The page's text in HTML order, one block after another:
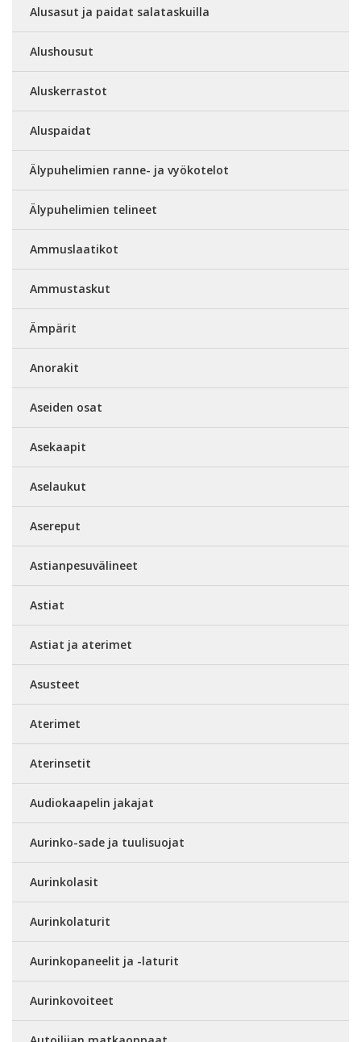
Alusasut ja paidat salataskuilla
Alushousut
Aluskerrastot
Aluspaidat
Älypuhelimien ranne- ja vyökotelot
Älypuhelimien telineet
Ammuslaatikot
Ammustaskut
Ämpärit
Anorakit
Aseiden osat
Asekaapit
Aselaukut
Asereput
Astianpesuvälineet
Astiat
Astiat ja aterimet
Asusteet
Aterimet
Aterinsetit
Audiokaapelin jakajat
Aurinko-sade ja tuulisuojat
Aurinkolasit
Aurinkolaturit
Aurinkopaneelit ja -laturit
Aurinkovoiteet